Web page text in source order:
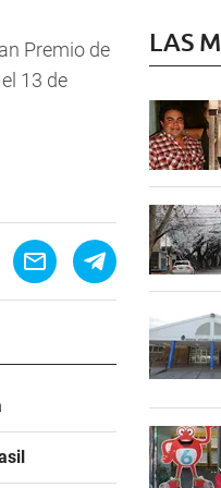
Premio de
13 de
LAS